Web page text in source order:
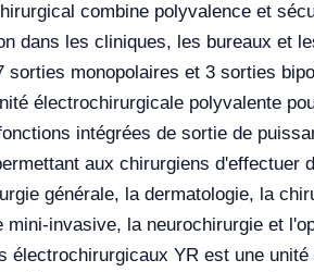
combine polyvalence et
dans les cliniques, les bureaux et
monopolaires et 3 sorties
électrochirurgicale polyvalente
intégrées de sortie de
aux chirurgiens d'effectuer
générale, la dermatologie, la
invasive, la neurochirurgie et
YR est une